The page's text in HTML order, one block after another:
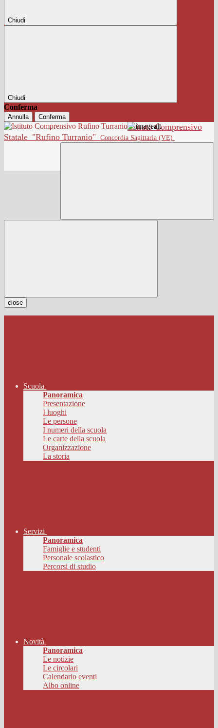
Chiudi
Chiudi
Conferma
Annulla Conferma
Istituto Comprensivo
Statale "Rufino Turranio" Concordia Sagittaria (VE)
close
Scuola
Panoramica
Presentazione
I luoghi
Le persone
I numeri della scuola
Le carte della scuola
Organizzazione
La storia
Servizi
Panoramica
Famiglie e studenti
Personale scolastico
Percorsi di studio
Novità
Panoramica
Le notizie
Le circolari
Calendario eventi
Albo online